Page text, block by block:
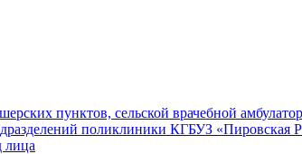
пунктов, сельской врачебной
поликлиники КГБУЗ «Пировская
лица